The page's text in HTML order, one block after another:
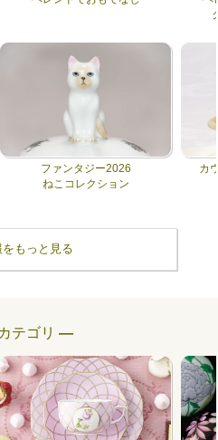
ファンタジー2026
ねこコレクション
カ
もっと見る
テゴリ ―